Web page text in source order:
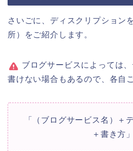
さいごに、ディスクリプション
所）をご紹介します。
ブログサービスによっては
書けない場合もあるので、各自
「（ブログサービス名）＋
＋書き方」